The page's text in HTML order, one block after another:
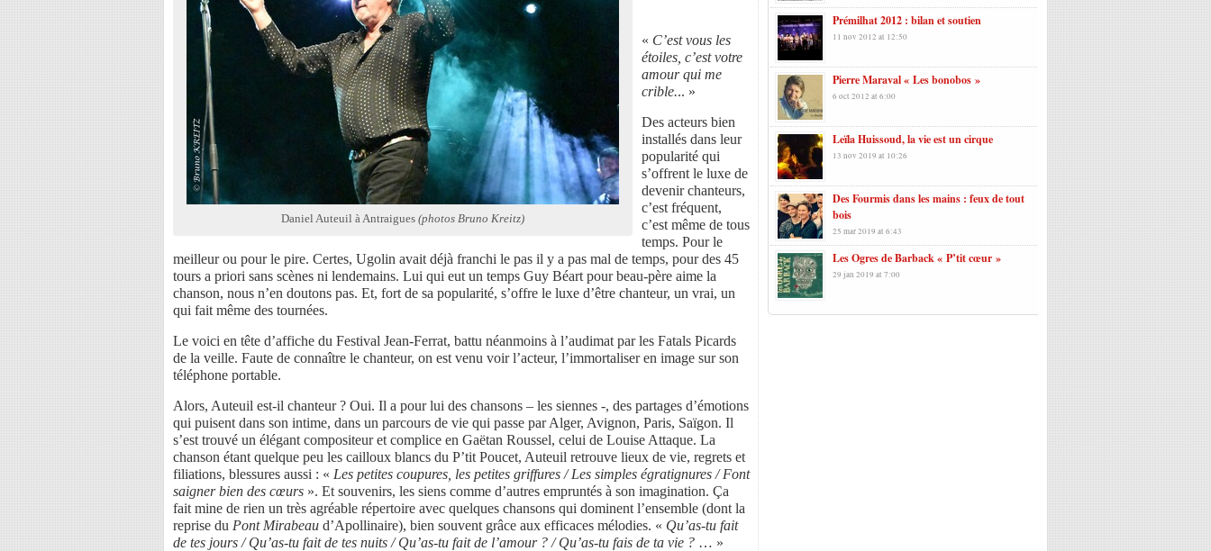
Daniel Auteuil à Antraigues (photos Bruno Kreitz)
« C’est vous les
étoiles, c’est votre
amour qui me
crible... »
Des acteurs bien
installés dans leur
popularité qui
s’offrent le luxe de
devenir chanteurs,
c’est fréquent,
c’est même de tous
temps. Pour le
meilleur ou pour le pire. Certes, Ugolin avait déjà franchi le pas il y a pas mal de temps, pour des 45
tours a priori sans scènes ni lendemains. Lui qui eut un temps Guy Béart pour beau-père aime la
chanson, nous n’en doutons pas. Et, fort de sa popularité, s’offre le luxe d’être chanteur, un vrai, un
qui fait même des tournées.
Le voici en tête d’affiche du Festival Jean-Ferrat, battu néanmoins à l’audimat par les Fatals Picards
de la veille. Faute de connaître le chanteur, on est venu voir l’acteur, l’immortaliser en image sur son
téléphone portable.
Alors, Auteuil est-il chanteur ? Oui. Il a pour lui des chansons – les siennes -, des partages d’émotions
qui puisent dans son intime, dans un parcours de vie qui passe par Alger, Avignon, Paris, Saïgon. Il
s’est trouvé un élégant compositeur et complice en Gaëtan Roussel, celui de Louise Attaque. La
chanson étant quelque peu les cailloux blancs du P’tit Poucet, Auteuil retrouve lieux de vie, regrets et
filiations, blessures aussi : « Les petites coupures, les petites griffures / Les simples égratignures / Font
saigner bien des cœurs ». Et souvenirs, les siens comme d’autres empruntés à son imagination. Ça
fait mine de rien un très agréable répertoire avec quelques chansons qui dominent l’ensemble (dont la
reprise du Pont Mirabeau d’Apollinaire), bien souvent grâce aux efficaces mélodies. « Qu’as-tu fait
de tes jours / Qu’as-tu fait de tes nuits / Qu’as-tu fait de l’amour ? / Qu’as-tu fais de ta vie ? … »
Prémilhat 2012 : bilan et soutien
11 nov 2012 at 12:50
Pierre Maraval « Les bonobos »
6 oct 2012 at 6:00
Leïla Huissoud, la vie est un cirque
13 nov 2019 at 10:26
Des Fourmis dans les mains : feux de tout
bois
25 mar 2019 at 6:43
Les Ogres de Barback « P’tit cœur »
29 jan 2019 at 7:00